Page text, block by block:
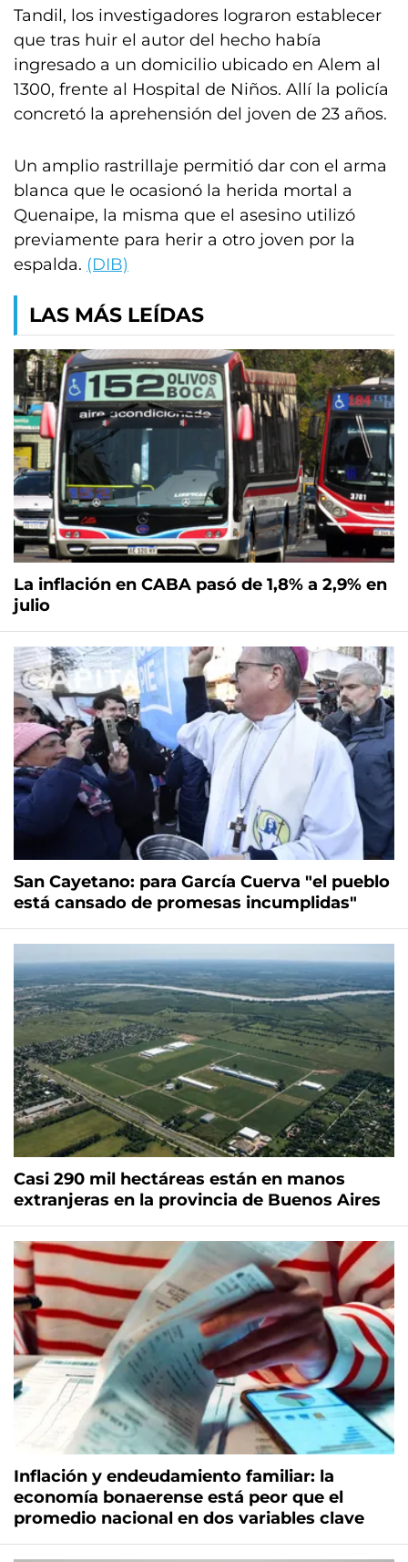
Tandil, los investigadores lograron establecer
que tras huir el autor del hecho había
ingresado a un domicilio ubicado en Alem al
1300, frente al Hospital de Niños. Allí la policía
concretó la aprehensión del joven de 23 años.
Un amplio rastrillaje permitió dar con el arma
blanca que le ocasionó la herida mortal a
Quenaipe, la misma que el asesino utilizó
previamente para herir a otro joven por la
espalda. (DIB)
LAS MÁS LEÍDAS
La inflación en CABA pasó de 1,8% a 2,9% en
julio
San Cayetano: para García Cuerva "el pueblo
está cansado de promesas incumplidas"
Casi 290 mil hectáreas están en manos
extranjeras en la provincia de Buenos Aires
Inflación y endeudamiento familiar: la
economía bonaerense está peor que el
promedio nacional en dos variables clave